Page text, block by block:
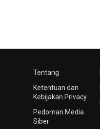
Tentang
Ketentuan dan
Kebijakan Privacy
Pedoman Media
Siber